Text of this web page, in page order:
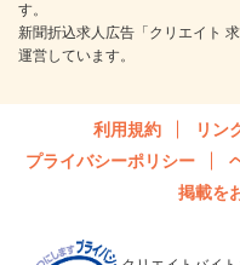
す。
新聞折込求人広告「クリエイト
運営しています。
利用規約 リン
プライバシーポリシー
掲載を